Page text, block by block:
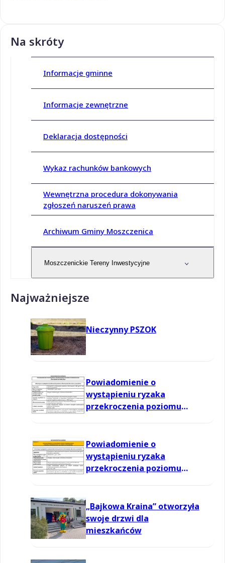
Na skróty
Informacje gminne
Informacje zewnętrzne
Deklaracja dostępności
Wykaz rachunków bankowych
Wewnętrzna procedura dokonywania
zgłoszeń naruszeń prawa
Archiwum Gminy Moszczenica
Moszczenickie Tereny Inwestycyjne
Najważniejsze
Nieczynny PSZOK
Powiadomienie o
wystąpieniu ryzaka
przekroczenia poziomu
Powiadomienie o
wystąpieniu ryzaka
przekroczenia poziomu
„Bajkowa Kraina” otworzyła
swoje drzwi dla
mieszkańców